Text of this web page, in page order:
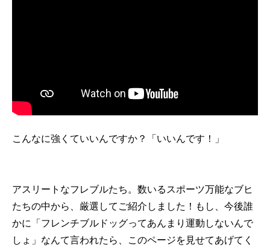
こんなに強くていいんですか？「いいんです！」
アスリートなフレブルたち。数いるスポーツ万能なブヒ
たちの中から、厳選してご紹介しました！もし、今後誰
かに「フレンチブルドッグってあんまり運動しないんで
しょ」なんて言われたら、このページを見せてあげてく